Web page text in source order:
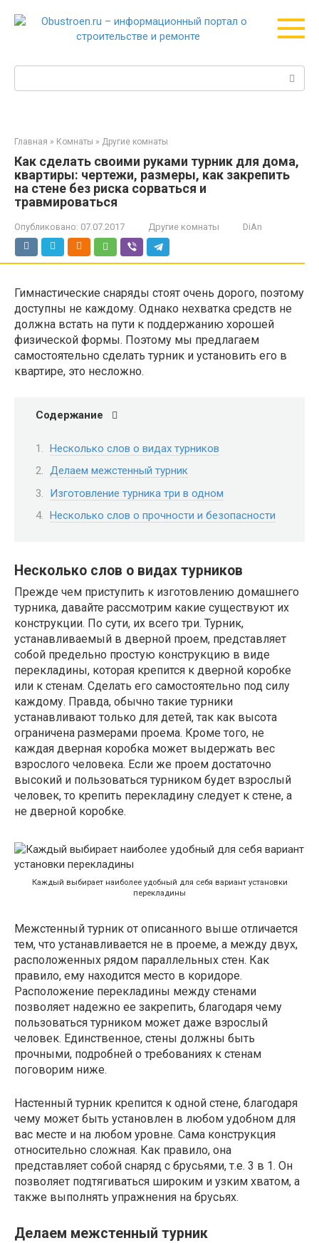
Поиск:
Главная » Комнаты » Другие комнаты
Как сделать своими руками турник для дома,
квартиры: чертежи, размеры, как закрепить
на стене без риска сорваться и
травмироваться
Опубликовано: 07.07.2017 Другие комнаты DiAn
Гимнастические снаряды стоят очень дорого, поэтому
доступны не каждому. Однако нехватка средств не
должна встать на пути к поддержанию хорошей
физической формы. Поэтому мы предлагаем
самостоятельно сделать турник и установить его в
квартире, это несложно.
Содержание
Несколько слов о видах турников
Делаем межстенный турник
Изготовление турника три в одном
Несколько слов о прочности и безопасности
Несколько слов о видах турников
Прежде чем приступить к изготовлению домашнего
турника, давайте рассмотрим какие существуют их
конструкции. По сути, их всего три. Турник,
устанавливаемый в дверной проем, представляет
собой предельно простую конструкцию в виде
перекладины, которая крепится к дверной коробке
или к стенам. Сделать его самостоятельно под силу
каждому. Правда, обычно такие турники
устанавливают только для детей, так как высота
ограничена размерами проема. Кроме того, не
каждая дверная коробка может выдержать вес
взрослого человека. Если же проем достаточно
высокий и пользоваться турником будет взрослый
человек, то крепить перекладину следует к стене, а
не дверной коробке.
Каждый выбирает наиболее удобный для себя вариант установки
перекладины
Межстенный турник от описанного выше отличается
тем, что устанавливается не в проеме, а между двух,
расположенных рядом параллельных стен. Как
правило, ему находится место в коридоре.
Расположение перекладины между стенами
позволяет надежно ее закрепить, благодаря чему
пользоваться турником может даже взрослый
человек. Единственное, стены должны быть
прочными, подробней о требованиях к стенам
поговорим ниже.
Настенный турник крепится к одной стене, благодаря
чему может быть установлен в любом удобном для
вас месте и на любом уровне. Сама конструкция
относительно сложная. Как правило, она
представляет собой снаряд с брусьями, т.е. 3 в 1. Он
позволяет подтягиваться широким и узким хватом, а
также выполнять упражнения на брусьях.
Делаем межстенный турник